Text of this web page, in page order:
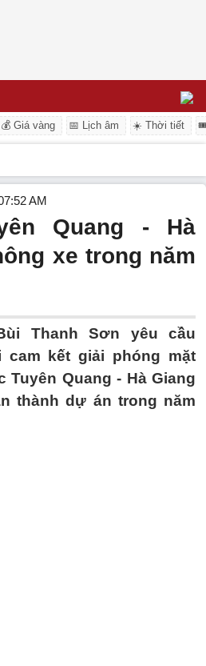
💰 Giá vàng 📅 Lịch âm ☀️ Thời tiết
AM
Quang - Hà
xe trong năm
Thanh Sơn yêu cầu
cam kết giải phóng mặt
Tuyên Quang - Hà Giang
thành dự án trong năm